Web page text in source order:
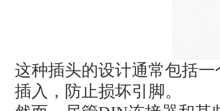
这种插头的设计通常包括
插入，防止损坏引脚。